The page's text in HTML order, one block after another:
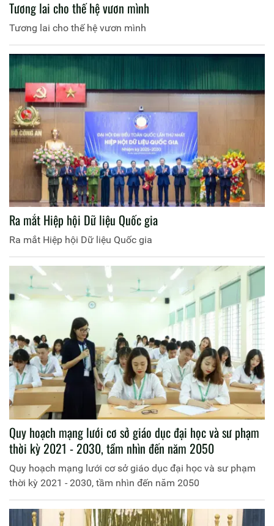
Tương lai cho thế hệ vươn mình
Tương lai cho thế hệ vươn mình
Ra mắt Hiệp hội Dữ liệu Quốc gia
Ra mắt Hiệp hội Dữ liệu Quốc gia
Quy hoạch mạng lưới cơ sở giáo dục đại học và sư phạm
thời kỳ 2021 - 2030, tầm nhìn đến năm 2050
Quy hoạch mạng lưới cơ sở giáo dục đại học và sư phạm
thời kỳ 2021 - 2030, tầm nhìn đến năm 2050